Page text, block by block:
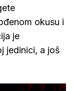
okusu i
je
jedinici, a još